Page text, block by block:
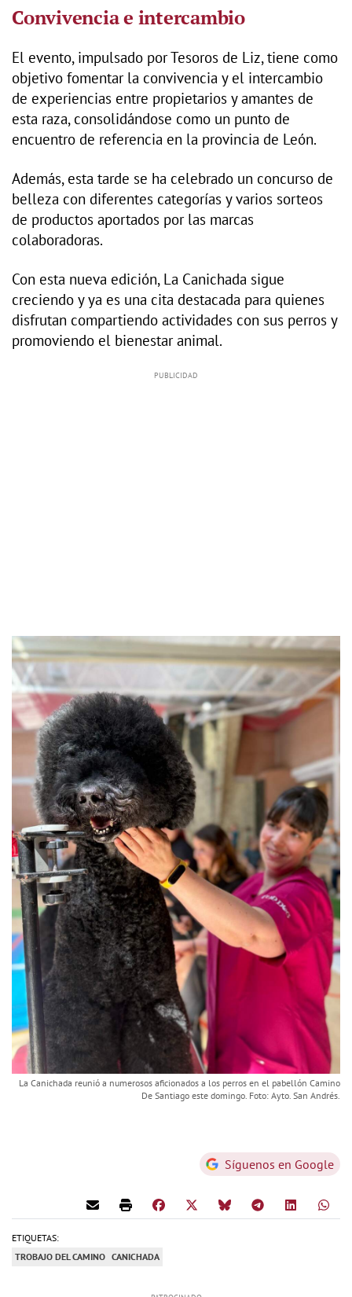
Convivencia e intercambio
El evento, impulsado por Tesoros de Liz, tiene como
objetivo fomentar la convivencia y el intercambio
de experiencias entre propietarios y amantes de
esta raza, consolidándose como un punto de
encuentro de referencia en la provincia de León.
Además, esta tarde se ha celebrado un concurso de
belleza con diferentes categorías y varios sorteos
de productos aportados por las marcas
colaboradoras.
Con esta nueva edición, La Canichada sigue
creciendo y ya es una cita destacada para quienes
disfrutan compartiendo actividades con sus perros y
promoviendo el bienestar animal.
La Canichada reunió a numerosos aficionados a los perros en el pabellón Camino
De Santiago este domingo. Foto: Ayto. San Andrés.
Síguenos en Google
ETIQUETAS:
TROBAJO DEL CAMINO CANICHADA